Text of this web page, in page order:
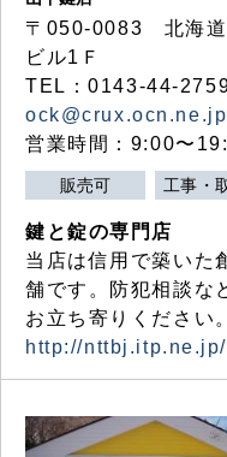
〒050-0083 北海
ビル1Ｆ
TEL：0143-44-
ock@crux.ocn.ne.jp
営業時間：9:00〜
販売可 工事・
鍵と錠の専門店
当店は信用で築いた
舗です。防犯相談な
お立ち寄りください。
http://